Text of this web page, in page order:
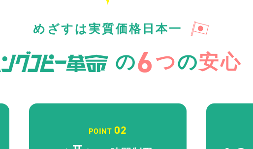
めざすは実質価格日本一
の6 つの安心
POINT 02